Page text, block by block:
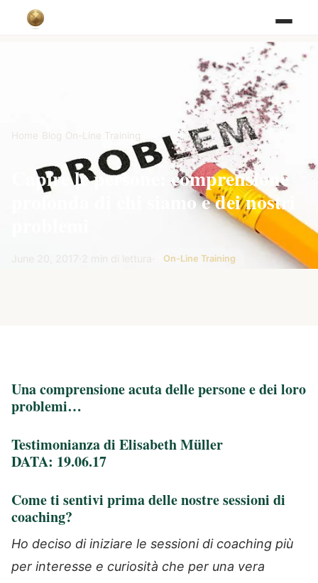
Home Blog On-Line Training
Capire le persone: comprensione
profonda di chi siamo e dei nostri
June 20, 2017 2 min di lettura On-Line Training
Una comprensione acuta delle persone e dei loro
problemi…
Testimonianza di Elisabeth Müller
DATA: 19.06.17
Come ti sentivi prima delle nostre sessioni di
coaching?
Ho deciso di iniziare le sessioni di coaching più
per interesse e curiosità che per una vera